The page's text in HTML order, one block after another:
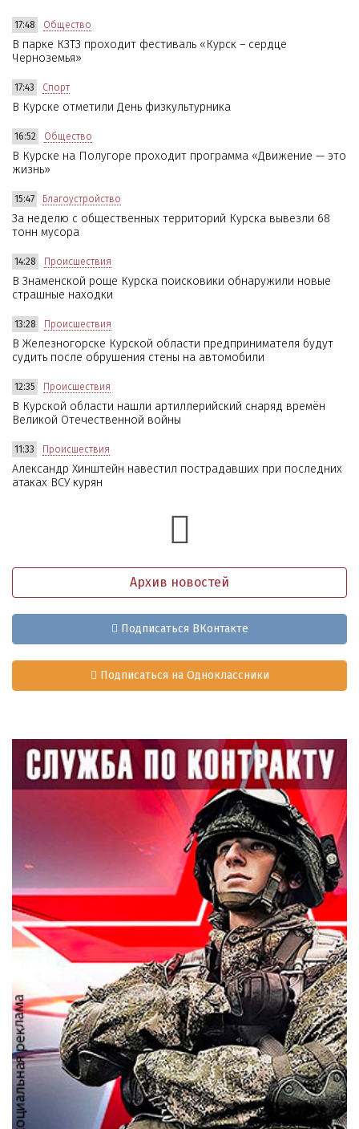
17:48 Общество
В парке КЗТЗ проходит фестиваль «Курск – сердце
Черноземья»
17:43 Спорт
В Курске отметили День физкультурника
16:52 Общество
В Курске на Полугоре проходит программа «Движение — это
жизнь»
15:47 Благоустройство
За неделю с общественных территорий Курска вывезли 68
тонн мусора
14:28 Происшествия
В Знаменской роще Курска поисковики обнаружили новые
страшные находки
13:28 Происшествия
В Железногорске Курской области предпринимателя будут
судить после обрушения стены на автомобили
12:35 Происшествия
В Курской области нашли артиллерийский снаряд времён
Великой Отечественной войны
11:33 Происшествия
Александр Хинштейн навестил пострадавших при последних
атаках ВСУ курян
Архив новостей
Подписаться ВКонтакте
Подписаться на Одноклассники